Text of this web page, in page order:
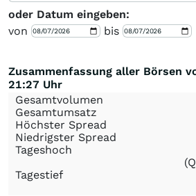
oder Datum eingeben:
von
bis
Zusammenfassung aller Börsen
21:27 Uhr
Gesamtvolumen
Gesamtumsatz
Höchster Spread
Niedrigster Spread
Tageshoch
Tagestief